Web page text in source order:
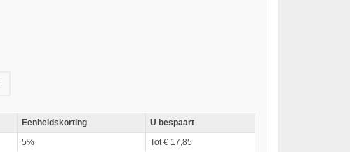
Eenheidskorting
U bespaart
5%
Tot € 17,85